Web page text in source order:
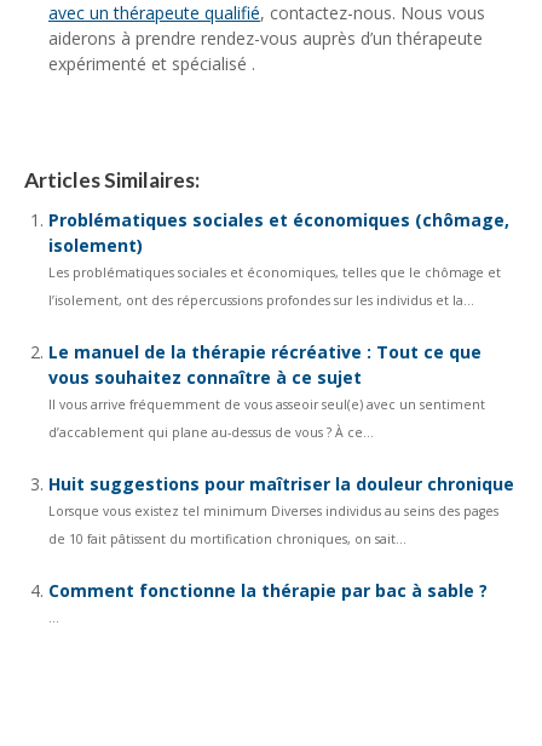
avec un thérapeute qualifié, contactez-nous. Nous vous
aiderons à prendre rendez-vous auprès d’un thérapeute
expérimenté et spécialisé .
Articles Similaires:
Problématiques sociales et économiques (chômage,
isolement)
Les problématiques sociales et économiques, telles que le chômage et
l’isolement, ont des répercussions profondes sur les individus et la...
Le manuel de la thérapie récréative : Tout ce que
vous souhaitez connaître à ce sujet
Il vous arrive fréquemment de vous asseoir seul(e) avec un sentiment
d’accablement qui plane au-dessus de vous ? À ce...
Huit suggestions pour maîtriser la douleur chronique
Lorsque vous existez tel minimum Diverses individus au seins des pages
de 10 fait pâtissent du mortification chroniques, on sait...
Comment fonctionne la thérapie par bac à sable ?
...